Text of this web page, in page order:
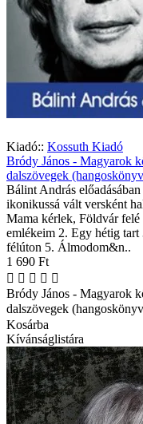
Kiadó:: Kossuth Kiadó
Bródy János - Magyarok
dalszövegek
Bálint András
ikonikussá vált versként
Mama kérlek, Földvár
emlékeim 2. Egy hétig
félúton 5. Álmodom&n..
1 690 Ft
Bródy János - Magyarok
dalszövegek
Kosárba
Kívánságlistára